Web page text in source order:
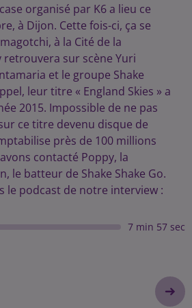
organisé par K6 a lieu ce
à Dijon. Cette fois-ci, ça se
à la Cité de la
retrouvera sur scène Yuri
et le groupe Shake
leur titre « England Skies » a
2015. Impossible de ne pas
ce titre devenu disque de
près de 100 millions
contacté Poppy, la
le batteur de Shake Shake Go.
le podcast de notre interview :
7 min 57 sec